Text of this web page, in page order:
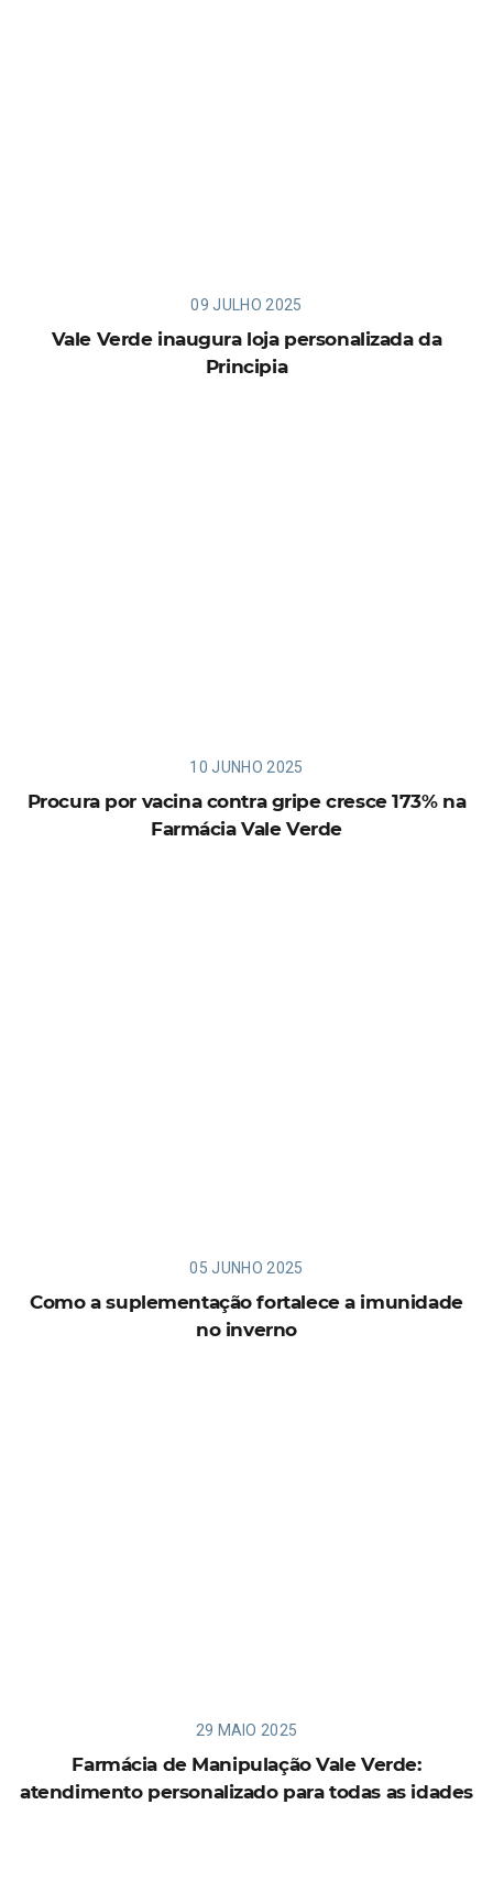
09 JULHO 2025
Vale Verde inaugura loja personalizada da
Principia
10 JUNHO 2025
Procura por vacina contra gripe cresce 173% na
Farmácia Vale Verde
05 JUNHO 2025
Como a suplementação fortalece a imunidade
no inverno
29 MAIO 2025
Farmácia de Manipulação Vale Verde:
atendimento personalizado para todas as idades